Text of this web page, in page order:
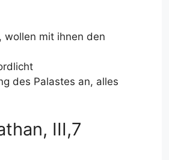
wollen mit ihnen den
des Palastes an, alles
III,7